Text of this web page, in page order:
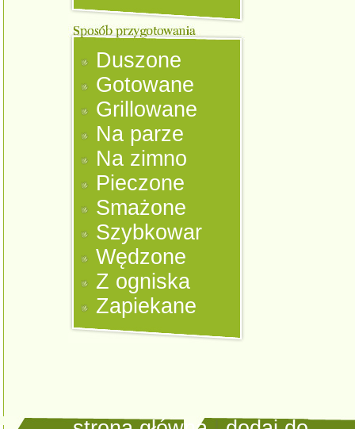
Duszone
Gotowane
Grillowane
Na parze
Na zimno
Pieczone
Smażone
Szybkowar
Wędzone
Z ogniska
Zapiekane